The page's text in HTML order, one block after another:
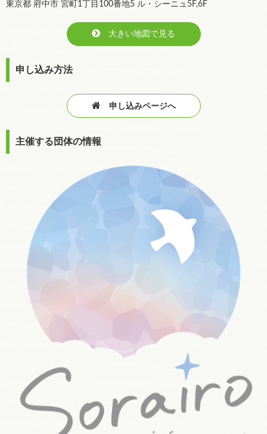
東京都 府中市 宮町1丁目100番地5 ル・シーニュ5F,6F
大きい地図で見る
申し込み方法
申し込みページへ
主催する団体の情報